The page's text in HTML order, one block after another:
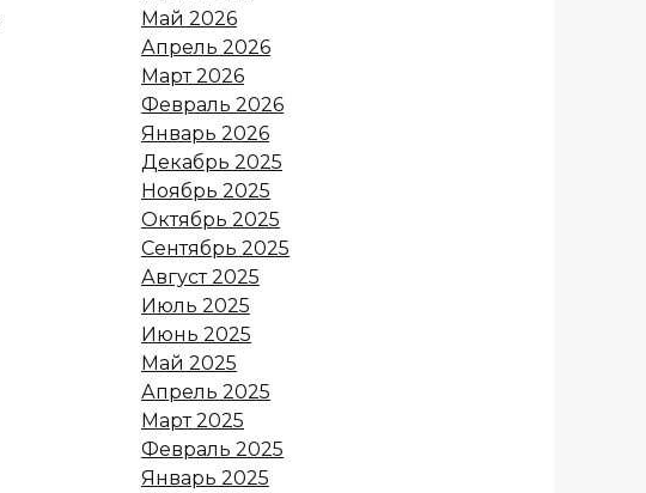
Май 2026
Апрель 2026
Март 2026
Февраль 2026
Январь 2026
Декабрь 2025
Ноябрь 2025
Октябрь 2025
Сентябрь 2025
Август 2025
Июль 2025
Июнь 2025
Май 2025
Апрель 2025
Март 2025
Февраль 2025
Январь 2025